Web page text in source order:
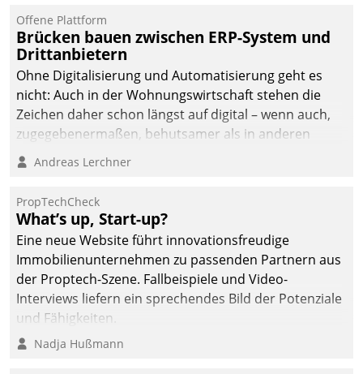
Einsparungen durch optimierte und automatisierte
Prozesse. Doch man darf nicht zu viel erwarten: Allein
mit der Einführung einer neuen Software ist es nicht
getan. Die Digitalisierung erfordert von Unternehmen
die Bereitschaft, sich zu überprüfen, zu hinterfragen
und zu verändern.
Offene Plattform
Brücken bauen zwischen ERP-System und
Drittanbietern
Ohne Digitalisierung und Automatisierung geht es
nicht: Auch in der Wohnungswirtschaft stehen die
Zeichen daher schon längst auf digital – wenn auch,
zugegebenermaßen, behutsamer als in anderen
Branchen.
Andreas Lerchner
PropTechCheck
What’s up, Start-up?
Eine neue Website führt innovationsfreudige
Immobilienunternehmen zu passenden Partnern aus
der Proptech-Szene. Fallbeispiele und Video-
Interviews liefern ein sprechendes Bild der Potenziale
und Fähigkeiten.
Nadja Hußmann